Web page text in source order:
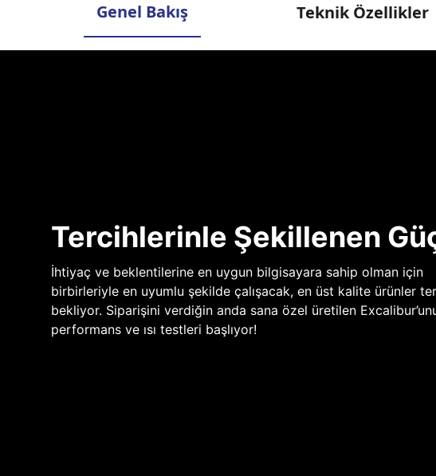
Genel Bakış Teknik Özellikler
Tercihlerinle Şekillenen
İhtiyaç ve beklentilerine en uygun bilgisayara sahip olman için
birbirleriyle en uyumlu şekilde çalışacak, en üst kalite ürünler
bekliyor. Siparişini verdiğin anda sana özel üretilen
performans ve ısı testleri başlıyor!